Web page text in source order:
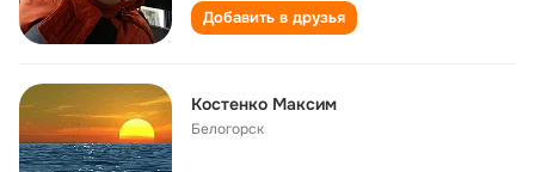
Добавить в друзья
Костенко Максим
Белогорск